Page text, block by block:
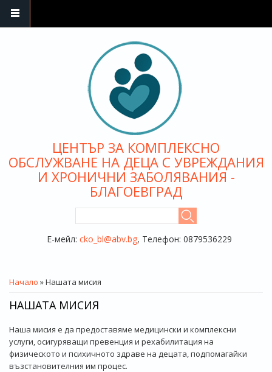
ЦЕНТЪР ЗА КОМПЛЕКСНО
ОБСЛУЖВАНЕ НА ДЕЦА С УВРЕЖДАНИЯ
И ХРОНИЧНИ ЗАБОЛЯВАНИЯ -
БЛАГОЕВГРАД
Е-мейл: cko_bl@abv.bg, Телефон: 0879536229
ВИЕ СТЕ ТУК
Начало » Нашата мисия
НАШАТА МИСИЯ
Наша мисия е да предоставяме медицински и комплексни
услуги, осигуряващи превенция и рехабилитация на
физическото и психичното здраве на децата, подпомагайки
възстановителния им процес.